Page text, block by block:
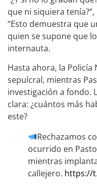
que ni siquiera
“Esto demuestra que
quien se supone que
internauta.
Hasta ahora, la Policía
sepulcral, mientras
investigación a fondo.
clara: ¿cuántos más
este?
Rechazamos
ocurrido en
mientras
callejero. https://